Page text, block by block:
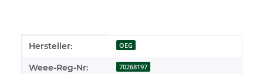
Produkteigenschaft
Wert
Hersteller: OEG
Weee-Reg-Nr: 70268197